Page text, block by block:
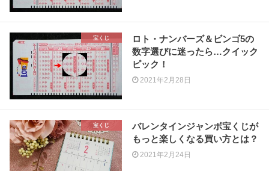
宝くじ
ロト・ナンバーズ＆ビンゴ5の
数字選びに迷ったら…クイック
ピック！
2021年2月28日
宝くじ
バレンタインジャンボ宝くじが
もっと楽しくなる買い方とは？
2021年2月24日